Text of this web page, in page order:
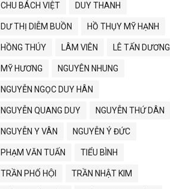
CHU BÁCH VIỆT DUY THANH
DƯ THỊ DIỄM BUỒN HỒ THỤY MỸ HẠNH
HỒNG THÚY LÂM VIÊN LÊ TẤN DƯƠNG
MỸ HƯƠNG NGUYÊN NHUNG
NGUYỄN NGỌC DUY HÂN
NGUYỄN QUANG DUY NGUYỄN THỨ DÂN
NGUYỄN Y VÂN NGUYỄN Ý ĐỨC
PHẠM VĂN TUẤN TIỂU BÌNH
TRẦN PHỐ HỘI TRẦN NHẬT KIM